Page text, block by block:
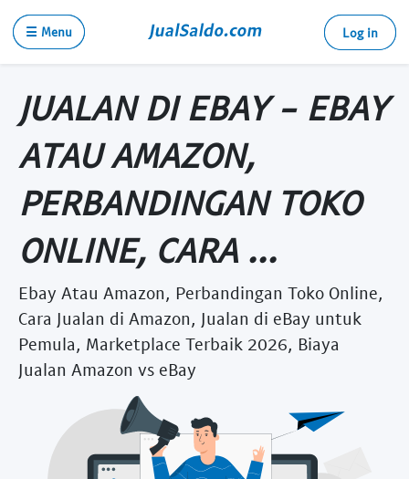
☰ Menu Log in
JUALAN DI EBAY - EBAY
ATAU AMAZON,
PERBANDINGAN TOKO
ONLINE, CARA ...
Ebay Atau Amazon, Perbandingan Toko Online,
Cara Jualan di Amazon, Jualan di eBay untuk
Pemula, Marketplace Terbaik 2026, Biaya
Jualan Amazon vs eBay